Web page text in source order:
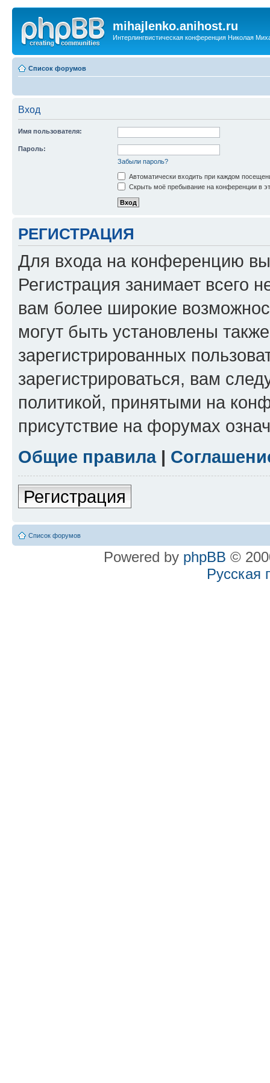
mihajlenko.anihost.ru
Интерлингвистическая конференция Николая
Список форумов
Вход
Имя пользователя:
Пароль:
Забыли пароль?
Автоматически входить при каждом
Скрыть моё пребывание на конференции в
РЕГИСТРАЦИЯ
Для входа на конференцию
Регистрация занимает всего
вам более широкие
могут быть установлены
зарегистрированных
зарегистрироваться, вам
политикой, принятыми на
присутствие на форумах
Общие правила|
Регистрация
Список форумов
Powered by phpBB ©
Русская